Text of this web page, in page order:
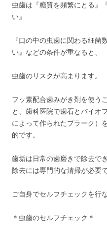
虫歯は『糖質を頻繁にとる』
い』
『口の中の虫歯に関わる細菌
い』などの条件が重なると、
虫歯のリスクが高まります。
フッ素配合歯みがき剤を使う
と、歯科医院で歯石とバイオ
によって作られたプラーク）
的です。
歯垢は日常の歯磨きで除去で
除去には専門的な清掃が必要で
ご自身でセルフチェックを行
＊虫歯のセルフチェック＊